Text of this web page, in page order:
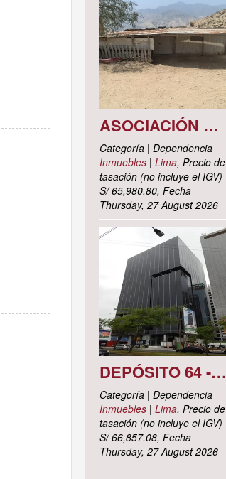
ASOCIACIÓN DE VIVIENDA LOS CACTUS MZ. C LOTE 9, DISTRITO DE PACHACAMAC, PROVINCIA Y DEPARTAMENTO DE LIMA
Categoría | Dependencia
Inmuebles| Lima, Precio de
tasación (no incluye el IGV)
S/ 65,980.80, Fecha
Thursday, 27 August 2026
DEPÓSITO 64 - SÓTANO 7 AVENIDA CIRCUNVALACIÓN DEL CLUB GOLF LOS INCAS N° 152 URBANIZACIÓN LOTIZACIÓN CLUB GOLF LOS INCAS DISTRITO SANTIAGO DE SURCO, PROVINCIA Y DEPARTAMENTO DE LIMA
Categoría | Dependencia
Inmuebles| Lima, Precio de
tasación (no incluye el IGV)
S/ 66,857.08, Fecha
Thursday, 27 August 2026